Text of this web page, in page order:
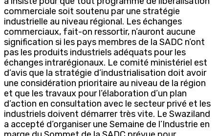
commerciale soit soutenu par une stratégie
industrielle au niveau régional. Les échanges
commerciaux, fait-on ressortir, n’auront aucune
signification si les pays membres de la SADC n’ont
pas les produits industriels adéquats pour les
échanges intrarégionaux. Le comité ministériel est
d’avis que la stratégie d’industrialisation doit avoir
une considération prioritaire au niveau de la région
et que les travaux pour l’élaboration d’un plan
d’action en consultation avec le secteur privé et les
industriels doivent démarrer très vite. Le Swaziland
a accepté d’organiser une Semaine de l’Industrie en